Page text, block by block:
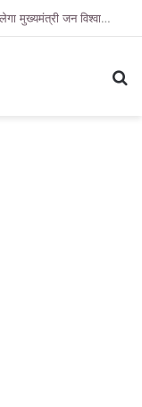
Mauganj News : अगस्त माह में 3 स्थानों पर चलेगा मुख्यमंत्री जन विश्वास अभियान